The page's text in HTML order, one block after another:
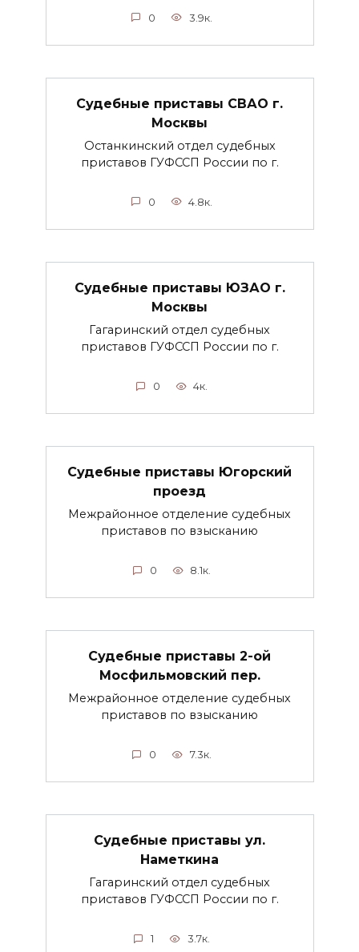
0 3.9к.
Судебные приставы СВАО г.
Москвы
Останкинский отдел судебных
приставов ГУФССП России по г.
0 4.8к.
Судебные приставы ЮЗАО г.
Москвы
Гагаринский отдел судебных
приставов ГУФССП России по г.
0 4к.
Судебные приставы Югорский
проезд
Межрайонное отделение судебных
приставов по взысканию
0 8.1к.
Судебные приставы 2-ой
Мосфильмовский пер.
Межрайонное отделение судебных
приставов по взысканию
0 7.3к.
Судебные приставы ул.
Наметкина
Гагаринский отдел судебных
приставов ГУФССП России по г.
1 3.7к.